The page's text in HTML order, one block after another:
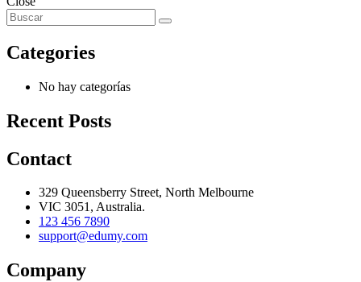
Categories
No hay categorías
Recent Posts
Contact
329 Queensberry Street, North Melbourne
VIC 3051, Australia.
123 456 7890
support@edumy.com
Company